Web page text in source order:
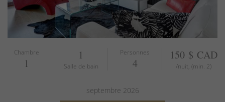
Chambre
1
1
Salle de bain
Personnes
4
150 $ CAD
/nuit, (min. 2)
septembre 2026